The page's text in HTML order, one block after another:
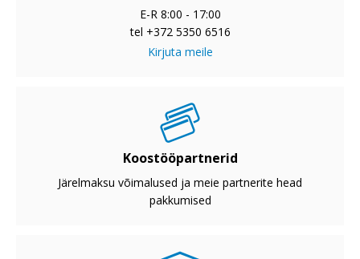
E-R 8:00 - 17:00
tel +372 5350 6516
Kirjuta meile
Koostööpartnerid
Järelmaksu võimalused ja meie partnerite head
pakkumised